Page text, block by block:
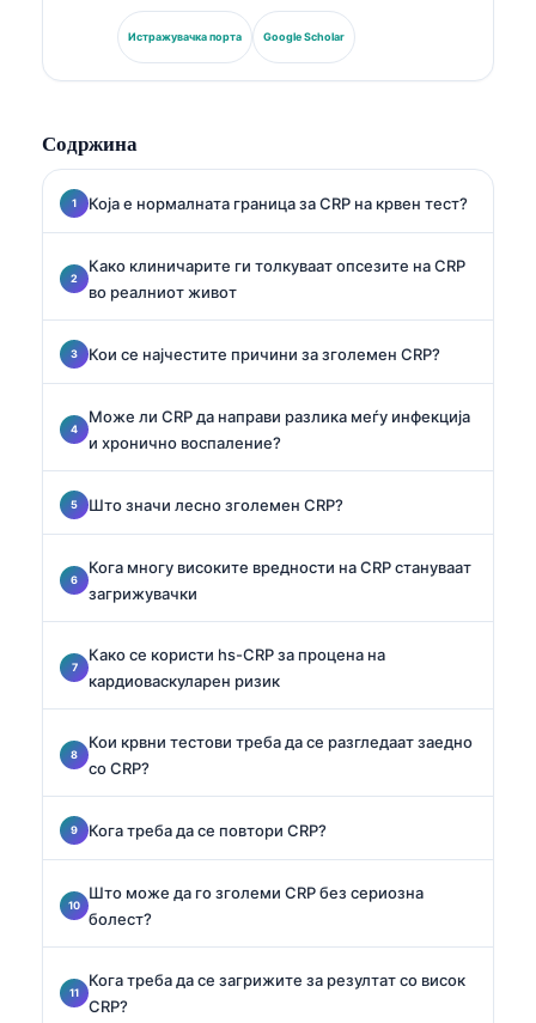
истражување на биомаркери. Поранешен
претседател на Германското друштво за клиничка
хемија, тој се специјализира за анализа на
Истражувачка порта Google Scholar
Содржина
Која е нормалната граница за CRP на крвен тест?
Како клиничарите ги толкуваат опсезите на CRP
во реалниот живот
Кои се најчестите причини за зголемен CRP?
Може ли CRP да направи разлика меѓу инфекција
и хронично воспаление?
Што значи лесно зголемен CRP?
Кога многу високите вредности на CRP стануваат
загрижувачки
Како се користи hs-CRP за процена на
кардиоваскуларен ризик
Кои крвни тестови треба да се разгледаат заедно
со CRP?
Кога треба да се повтори CRP?
Што може да го зголеми CRP без сериозна
болест?
Кога треба да се загрижите за резултат со висок
CRP?